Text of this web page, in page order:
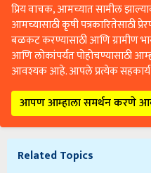
प्रिय वाचक, आमच्यात सामील
आमच्यासाठी कृषी पत्रकारितेसाठी
बळकट करण्यासाठी आणि ग्रामीण
आणि लोकांपर्यंत पोहोचण्यासाठी
आवश्यक आहे. आपले प्रत्येक सहकार्य
आपण आम्हाला समर्थन करणे
Related Topics